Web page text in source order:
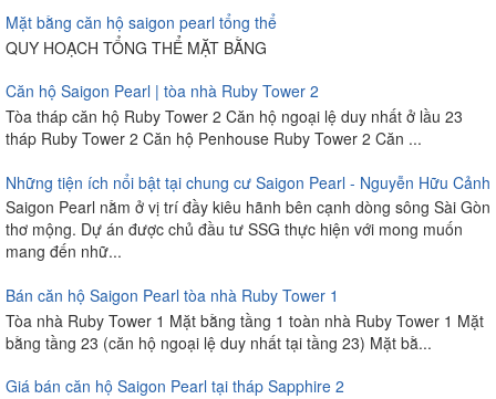
Mặt bằng căn hộ saigon pearl tổng thể
QUY HOẠCH TỔNG THỂ MẶT BẰNG
Căn hộ Saigon Pearl | tòa nhà Ruby Tower 2
Tòa tháp căn hộ Ruby Tower 2 Căn hộ ngoại lệ duy nhất ở lầu 23
tháp Ruby Tower 2 Căn hộ Penhouse Ruby Tower 2 Căn ...
Những tiện ích nổi bật tại chung cư Saigon Pearl - Nguyễn Hữu Cảnh
Saigon Pearl nằm ở vị trí đầy kiêu hãnh bên cạnh dòng sông Sài Gòn
thơ mộng. Dự án được chủ đầu tư SSG thực hiện với mong muốn
mang đến nhữ...
Bán căn hộ Saigon Pearl tòa nhà Ruby Tower 1
Tòa nhà Ruby Tower 1 Mặt bằng tầng 1 toàn nhà Ruby Tower 1 Mặt
bằng tầng 23 (căn hộ ngoại lệ duy nhất tại tầng 23) Mặt bằ...
Giá bán căn hộ Saigon Pearl tại tháp Sapphire 2